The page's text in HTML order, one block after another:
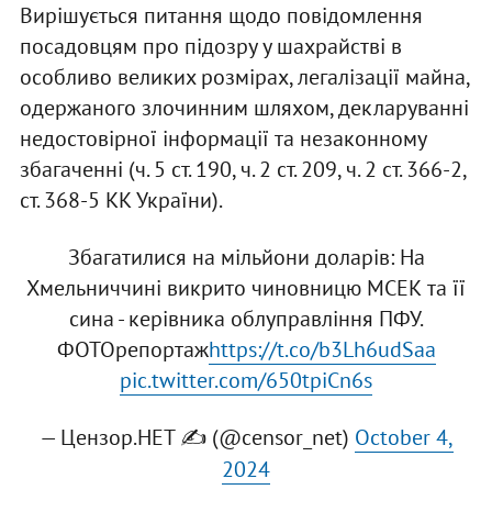
Вирішується питання щодо повідомлення
посадовцям про підозру у шахрайстві в
особливо великих розмірах, легалізації майна,
одержаного злочинним шляхом, декларуванні
недостовірної інформації та незаконному
збагаченні (ч. 5 ст. 190, ч. 2 ст. 209, ч. 2 ст. 366-2,
ст. 368-5 КК України).
Збагатилися на мільйони доларів: На
Хмельниччині викрито чиновницю МСЕК та її
сина - керівника облуправління ПФУ.
ФОТОрепортажhttps://t.co/b3Lh6udSaa
pic.twitter.com/650tpiCn6s
— Цензор.НЕТ ✍️ (@censor_net) October 4,
2024